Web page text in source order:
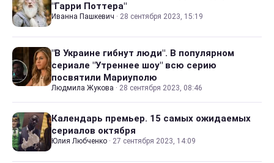
"Гарри Поттера"
Иванна Пашкевич · 28 сентября 2023, 15:19
"В Украине гибнут люди". В популярном
сериале "Утреннее шоу" всю серию
посвятили Мариуполю
Людмила Жукова · 28 сентября 2023, 08:46
Календарь премьер. 15 самых ожидаемых
сериалов октября
Юлия Любченко · 27 сентября 2023, 14:09